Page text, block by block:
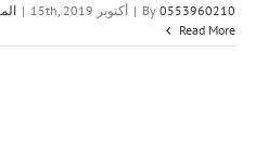
By 0553960210
| أكتوبر 15th, 2019 |
Read More